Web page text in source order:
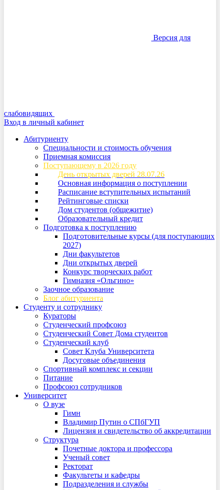
Версия для
слабовидящих
Вход в личный кабинет
Абитуриенту
Специальности и стоимость обучения
Приемная комиссия
Поступающему в 2026 году
День открытых дверей 28.07.26
Основная информация о поступлении
Расписание вступительных испытаний
Рейтинговые списки
Дом студентов (общежитие)
Образовательный кредит
Подготовка к поступлению
Подготовительные курсы (для поступающих
2027)
Дни факультетов
Дни открытых дверей
Конкурс творческих работ
Гимназия «Ольгино»
Заочное образование
Блог абитуриента
Студенту и сотруднику
Кураторы
Студенческий профсоюз
Студенческий Совет Дома студентов
Студенческий клуб
Совет Клуба Университета
Досуговые объединения
Спортивный комплекс и секции
Питание
Профсоюз сотрудников
Университет
О вузе
Гимн
Владимир Путин о СПбГУП
Лицензия и свидетельство об аккредитации
Структура
Почетные доктора и профессора
Ученый совет
Ректорат
Факультеты и кафедры
Подразделения и службы